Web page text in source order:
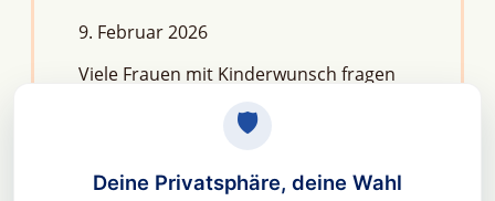
9. Februar 2026
Viele Frauen mit Kinderwunsch fragen
kurze Antwort lautet: Nein, aber er kann
Fruchtbarkeit aus dem Gleichgewicht
bringen. Denn Stress